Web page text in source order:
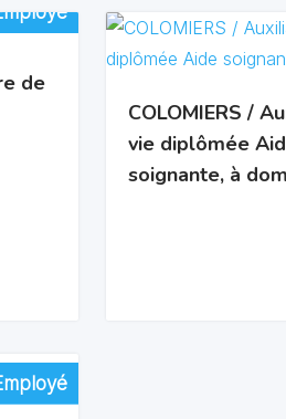
de
COLOMIERS /
vie diplômée
soignante, à